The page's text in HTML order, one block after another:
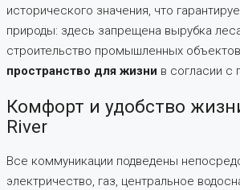
исторического значения, что
природы: здесь запрещена вырубка
строительство промышленных
пространство для жизни в согласии с
Комфорт и удобство
River
Все коммуникации подведены
электричество, газ, центральное